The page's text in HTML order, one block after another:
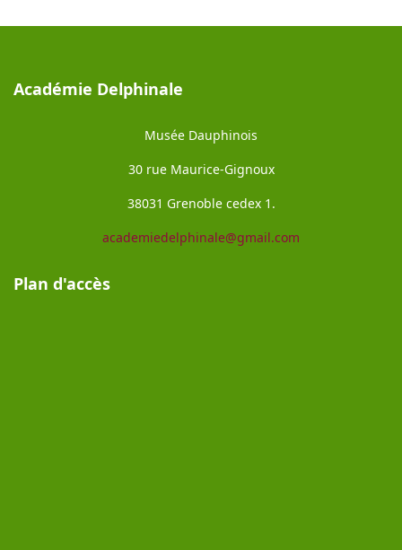
Académie Delphinale
Musée Dauphinois
30 rue Maurice-Gignoux
38031 Grenoble cedex 1.
academiedelphinale@gmail.com
Plan d'accès